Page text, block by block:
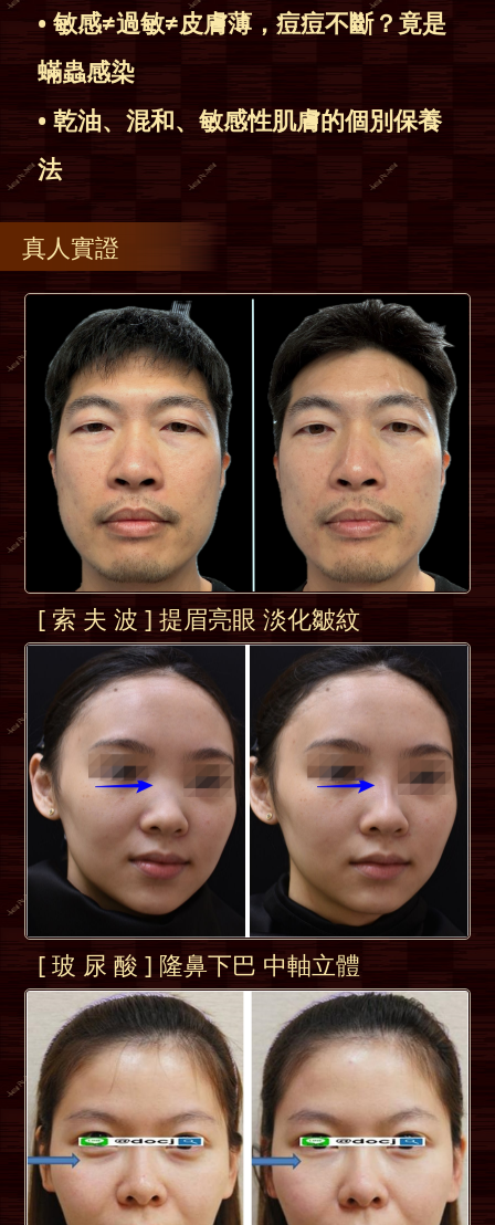
• 敏感≠過敏≠皮膚薄，痘痘不斷？竟是
蟎蟲感染
• 乾油、混和、敏感性肌膚的個別保養
法
真人實證
[ 索 夫 波 ] 提眉亮眼 淡化皺紋
[ 玻 尿 酸 ] 隆鼻下巴 中軸立體